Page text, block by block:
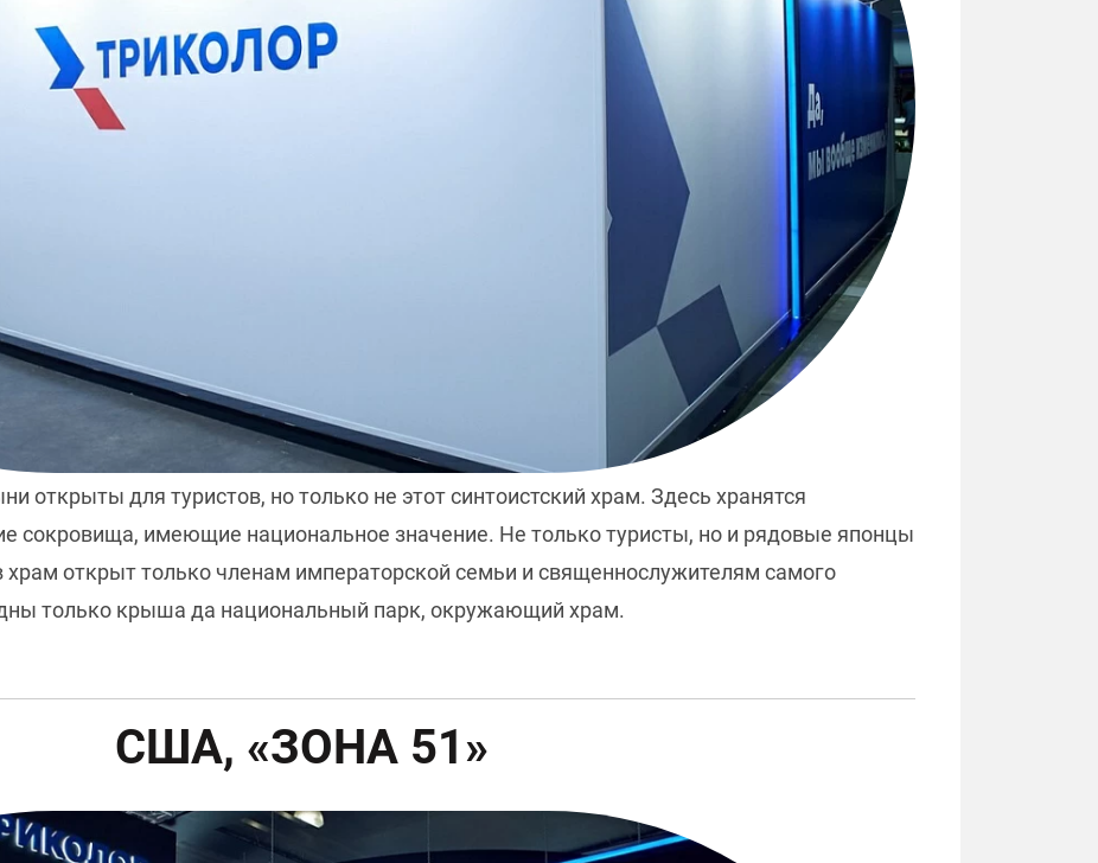
открыты для туристов, но только не этот синтоистский храм. Здесь хранятся
сокровища, имеющие национальное значение. Не только туристы, но и рядовые японцы
храм открыт только членам императорской семьи и священнослужителям самого
только крыша да национальный парк, окружающий храм.
США, «ЗОНА 51»